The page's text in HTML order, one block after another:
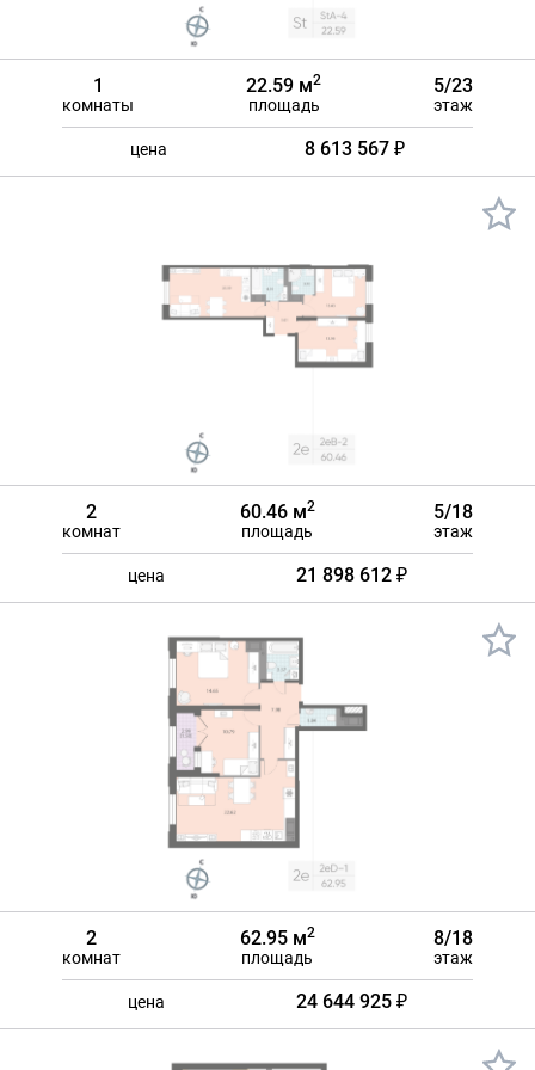
1
комнаты
22.59 м2
площадь
5/23
этаж
цена 8 613 567 ₽
2
комнат
60.46 м2
площадь
5/18
этаж
цена 21 898 612 ₽
2
комнат
62.95 м2
площадь
8/18
этаж
цена 24 644 925 ₽